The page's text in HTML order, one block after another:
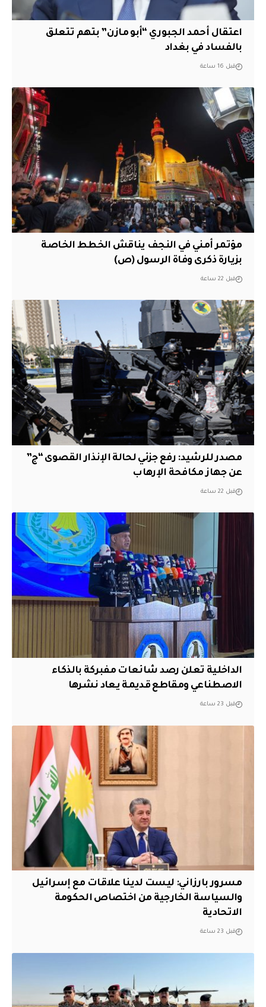
اعتقال أحمد الجبوري “أبو مازن” بتهم تتعلق
بالفساد في بغداد
قبل 16 ساعة
مؤتمر أمني في النجف يناقش الخطط الخاصة
بزيارة ذكرى وفاة الرسول (ص)
قبل 22 ساعة
مصدر للرشيد: رفع جزئي لحالة الإنذار القصوى “ج”
عن جهاز مكافحة الإرهاب
قبل 22 ساعة
الداخلية تعلن رصد شائعات مفبركة بالذكاء
الاصطناعي ومقاطع قديمة يعاد نشرها
قبل 23 ساعة
مسرور بارزاني: ليست لدينا علاقات مع إسرائيل
والسياسة الخارجية من اختصاص الحكومة
الاتحادية
قبل 23 ساعة